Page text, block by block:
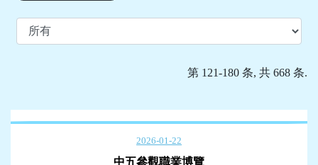
第 121-180 条, 共 668 条.
2026-01-22
中五參觀職業博覽